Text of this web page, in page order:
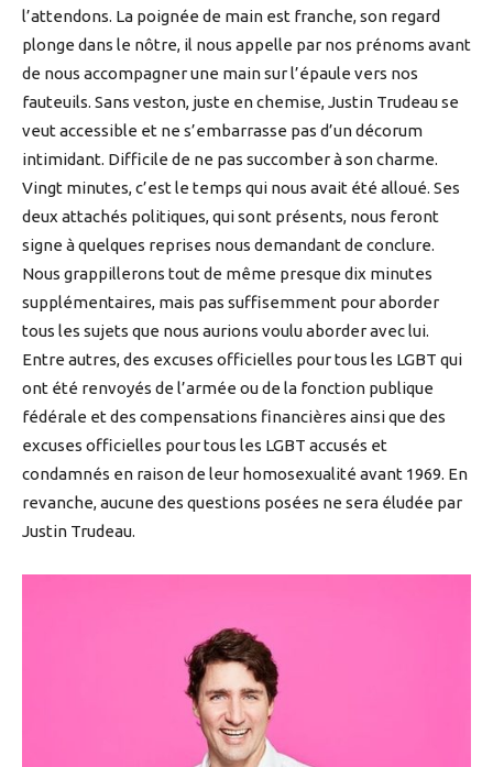
l’attendons. La poignée de main est franche, son regard
plonge dans le nôtre, il nous appelle par nos prénoms avant
de nous accompagner une main sur l’épaule vers nos
fauteuils. Sans veston, juste en chemise, Justin Trudeau se
veut accessible et ne s’embarrasse pas d’un décorum
intimidant. Difficile de ne pas succomber à son charme.
Vingt minutes, c’est le temps qui nous avait été alloué. Ses
deux attachés politiques, qui sont présents, nous feront
signe à quelques reprises nous demandant de conclure.
Nous grappillerons tout de même presque dix minutes
supplémentaires, mais pas suffisemment pour aborder
tous les sujets que nous aurions voulu aborder avec lui.
Entre autres, des excuses officielles pour tous les LGBT qui
ont été renvoyés de l’armée ou de la fonction publique
fédérale et des compensations financières ainsi que des
excuses officielles pour tous les LGBT accusés et
condamnés en raison de leur homosexualité avant 1969. En
revanche, aucune des questions posées ne sera éludée par
Justin Trudeau.